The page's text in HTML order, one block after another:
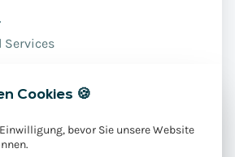
Services
Cookies 🍪
bevor Sie unsere Website